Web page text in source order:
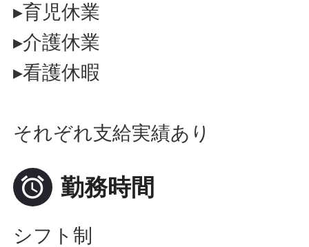
▸育児休業
▸介護休業
▸看護休暇
それぞれ支給実績あり
 勤務時間
シフト制